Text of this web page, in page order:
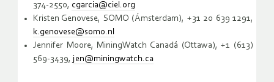
374-2550, cgarcia@ciel.org
Kristen Genovese, SOMO (Ámsterdam), +31 20 639 1291,
k.genovese@somo.nl
Jennifer Moore, MiningWatch Canadá (Ottawa), +1 (613)
569-3439, jen@miningwatch.ca